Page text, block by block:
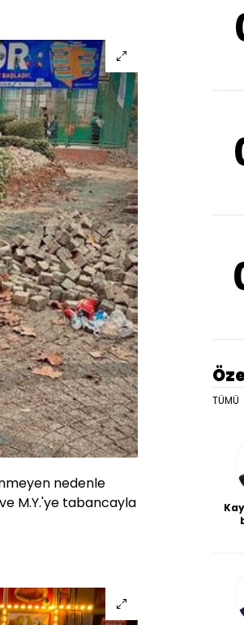
nedenle
M.Y.'ye tabancayla
TÜMÜ